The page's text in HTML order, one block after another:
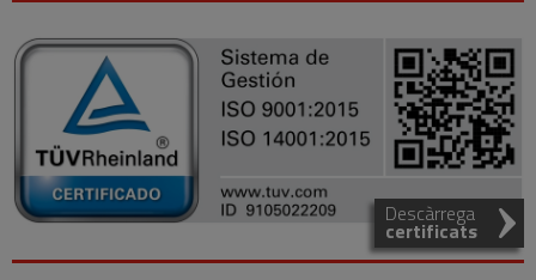
Descàrrega
certificats